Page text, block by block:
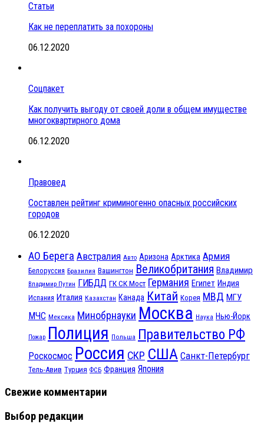
Статьи
Как не переплатить за похороны
06.12.2020
Соцпакет
Как получить выгоду от своей доли в общем имуществе
многоквартирного дома
06.12.2020
Правовед
Составлен рейтинг криминогенно опасных российских
городов
06.12.2020
АО Берега Австралия Авто Аризона Арктика Армия
Белоруссия Бразилия Вашингтон Великобритания Владимир
Владимир Путин ГИБДД ГК СК Мост Германия Египет Индия
Испания Италия Казахстан Канада Китай Корея МВД МГУ
МЧС Мексика Минобрнауки Москва Наука Нью-Йорк
Пожар Полиция Польша Правительство РФ
Роскосмос Россия СКР США Санкт-Петербург
Тель-Авив Турция ФСБ Франция Япония
Свежие комментарии
Выбор редакции